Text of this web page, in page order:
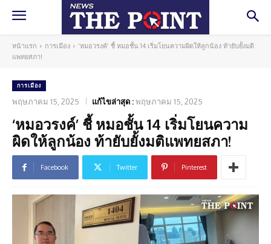
หน้าแรก การเมือง
‘หมอวรงค์’ ชี้ หมอชั้น 14 เริ่มโยนความผิดให้ลูกน้อง ท้ายับยั้งมติ
แพทยสภา!
การเมือง
พฤษภาคม 15, 2025 แก้ไขล่าสุด :พฤษภาคม 15, 2025
‘หมอวรงค์’ ชี้ หมอชั้น 14 เริ่มโยนความ
ผิดให้ลูกน้อง ท้ายับยั้งมติแพทยสภา!
Facebook Twitter Pinterest